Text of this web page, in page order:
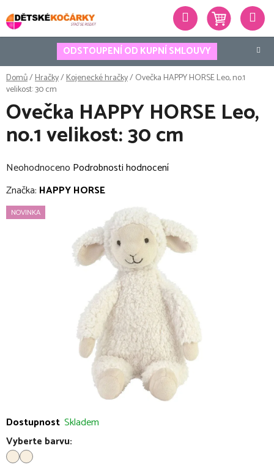
na
obsah
ODSTOUPENÍ OD KUPNÍ SMLOUVY
Hledat
Domů/Hračky/Kojenecké hračky/Ovečka HAPPY HORSE Leo, no.1
velikost: 30 cm
Dostupnost Skladem
Vyberte barvu:
Ovečka HAPPY HORSE Leo,
no.1 velikost: 30 cm
Průměrné
hodnocení
je
Neohodnoceno Podrobnosti hodnocení
Značka: HAPPY HORSE
NOVINKA